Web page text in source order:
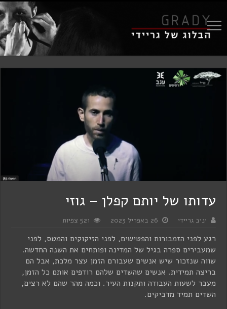
עדותו של יותם קפלן – גוזי
יניב גריידי 26 באפריל 2023 521 צפיות
רגע לפני הזמבורות והפטישים, לפני הזיקוקים והמטס, לפני
שמעבירים ספרה בגיל של המדינה ופותחים את השנה החדשה.
שווה שנזכור שיש אנשים שעבורם הזמן עצר מלכת, אבל הם
בריצה תמידית. אנשים שהשדים שלהם רודפים אותם כל הזמן,
מעבר לשעות העבודה ותקנות העיר. וכמה מהר שהם לא רצים,
השדים תמיד מדביקים.